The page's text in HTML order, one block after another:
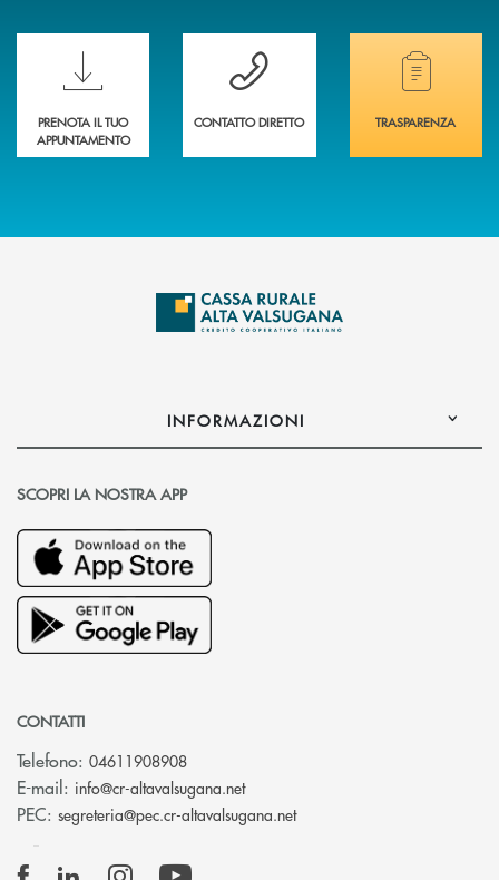
Scopri le funzionalità della nuova PRENOTA BANCA
PRENOTA IL TUO
APPUNTAMENTO
Hai bisogno di assistenza immediata?
CONTATTO DIRETTO
Hai bisogno di
TRASPARENZA
INFORMAZIONI
SCOPRI LA NOSTRA APP
CONTATTI
Telefono: 04611908908
E-mail: info@cr-altavalsugana.net(si apre l’app di posta
PEC: segreteria@pec.cr-altavalsugana.net(si apre l’app di posta